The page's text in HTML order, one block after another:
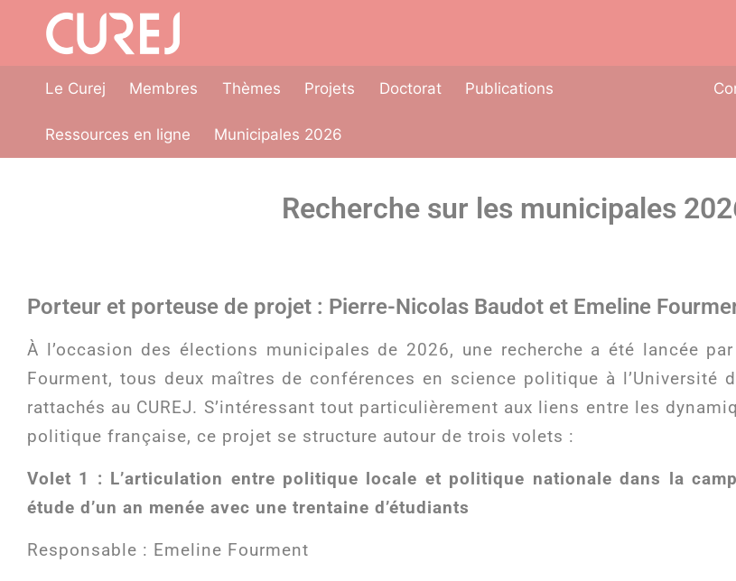
Le Curej Membres Thèmes Projets Doctorat Publications
Ressources en ligne Municipales 2026
Recherche sur les municipales
Porteur et porteuse de projet : Pierre-Nicolas Baudot et Emeline
À l’occasion des élections municipales de 2026, une recherche a été lancée
Fourment, tous deux maîtres de conférences en science politique à l’Université
rattachés au CUREJ. S’intéressant tout particulièrement aux liens entre les
politique française, ce projet se structure autour de trois volets :
Volet 1 : L’articulation entre politique locale et politique nationale dans la
étude d’un an menée avec une trentaine d’étudiants
Responsable : Emeline Fourment
Panneau de gestion des cookies